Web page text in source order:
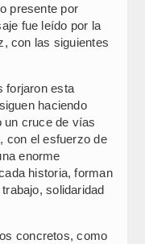
presente por
fue leído por la
con las siguientes
forjaron esta
haciendo
un cruce de vías
con el esfuerzo de
enorme
historia, forman
solidaridad
concretos, como